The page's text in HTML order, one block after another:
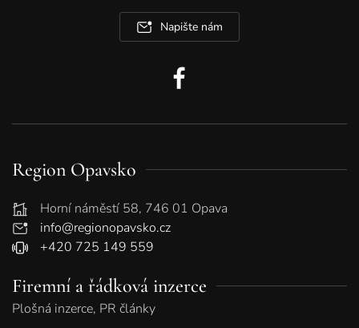
Napište nám
Region Opavsko
Horní náměstí 58, 746 01 Opava
info@regionopavsko.cz
+420 725 149 559
Firemní a řádková inzerce
Plošná inzerce, PR články